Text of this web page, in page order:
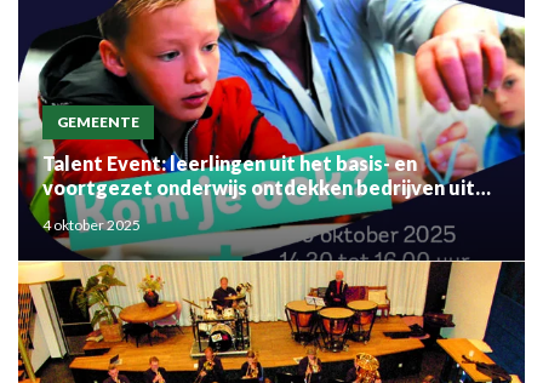
GEMEENTE
Talent Event: leerlingen uit het basis- en
voortgezet onderwijs ontdekken bedrijven uit
de regio
4 oktober 2025